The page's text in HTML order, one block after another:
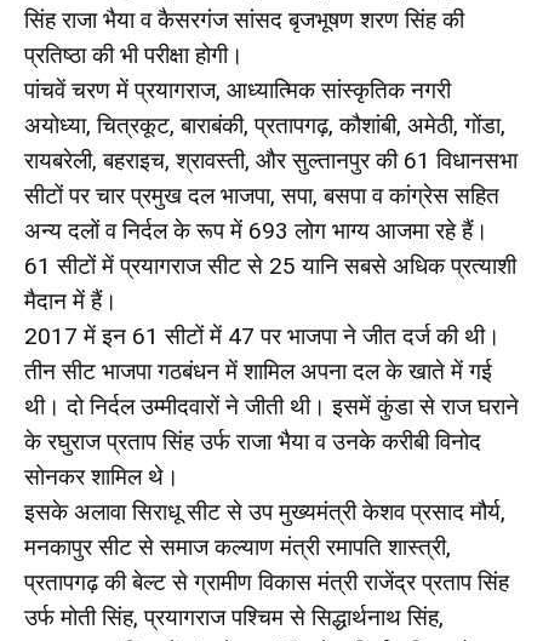
सिंह राजा भैया व कैसरगंज सांसद बृजभूषण शरण सिंह की
प्रतिष्ठा की भी परीक्षा होगी।
पांचवें चरण में प्रयागराज, आध्यात्मिक सांस्कृतिक नगरी
अयोध्या, चित्रकूट, बाराबंकी, प्रतापगढ़, कौशांबी, अमेठी, गोंडा,
रायबरेली, बहराइच, श्रावस्ती, और सुल्तानपुर की 61 विधानसभा
सीटों पर चार प्रमुख दल भाजपा, सपा, बसपा व कांग्रेस सहित
अन्य दलों व निर्दल के रूप में 693 लोग भाग्य आजमा रहे हैं।
61 सीटों में प्रयागराज सीट से 25 यानि सबसे अधिक प्रत्याशी
मैदान में हैं।
2017 में इन 61 सीटों में 47 पर भाजपा ने जीत दर्ज की थी।
तीन सीट भाजपा गठबंधन में शामिल अपना दल के खाते में गई
थी। दो निर्दल उम्मीदवारों ने जीती थी। इसमें कुंडा से राज घराने
के रघुराज प्रताप सिंह उर्फ राजा भैया व उनके करीबी विनोद
सोनकर शामिल थे।
इसके अलावा सिराधू सीट से उप मुख्यमंत्री केशव प्रसाद मौर्य,
मनकापुर सीट से समाज कल्याण मंत्री रमापति शास्त्री,
प्रतापगढ़ की बेल्ट से ग्रामीण विकास मंत्री राजेंद्र प्रताप सिंह
उर्फ मोती सिंह, प्रयागराज पश्चिम से सिद्धार्थनाथ सिंह,